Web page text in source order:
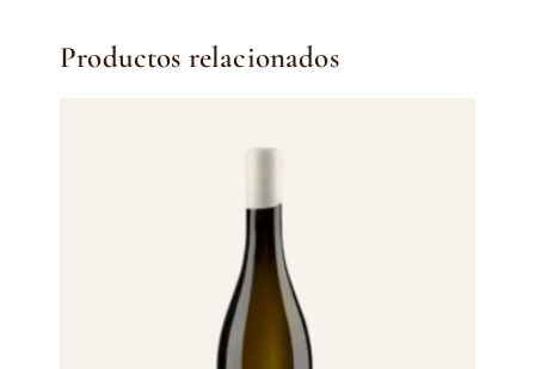
Productos relacionados